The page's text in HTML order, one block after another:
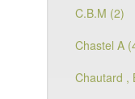
C.B.M (2)
Chastel A
Chautard ,